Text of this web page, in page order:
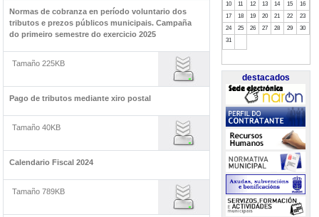
Normas de cobranza en período voluntario dos
tributos e prezos públicos municipais. Campaña
do primeiro semestre do exercicio 2025
Tamaño 225KB
Pago de tributos mediante xiro postal
Tamaño 40KB
Calendario Fiscal 2024
Tamaño 789KB
10
11 12 13 14 15
16
17
18 19 20 21 22
23
24
25 26 27 28 29
30
31
destacados